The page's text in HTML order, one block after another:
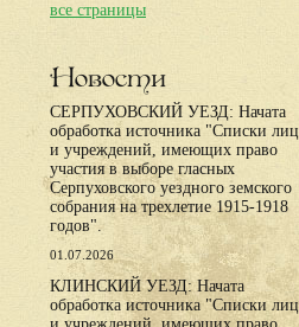
все страницы
Новости
СЕРПУХОВСКИЙ УЕЗД: Начата
обработка источника "Списки лиц
и учреждений, имеющих право
участия в выборе гласных
Серпуховского уездного земского
собрания на трехлетие 1915-1918
годов".
01.07.2026
КЛИНСКИЙ УЕЗД: Начата
обработка источника "Списки лиц